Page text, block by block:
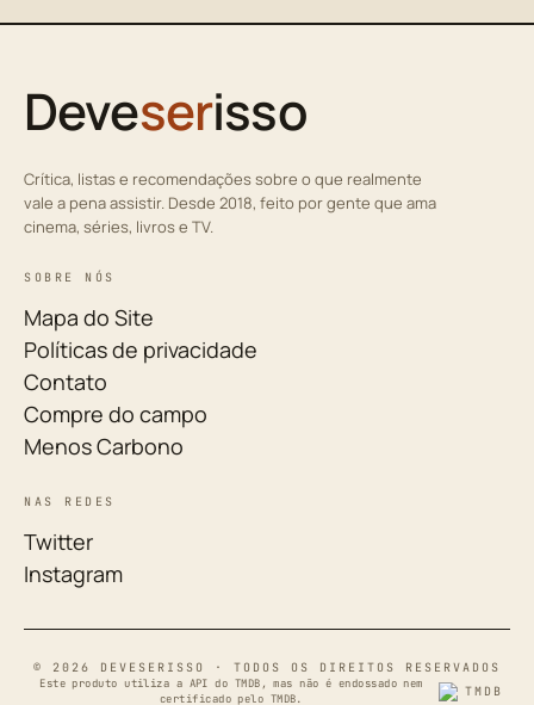
Deveserisso
Crítica, listas e recomendações sobre o que realmente
vale a pena assistir. Desde 2018, feito por gente que ama
cinema, séries, livros e TV.
SOBRE NÓS
Mapa do Site
Políticas de privacidade
Contato
Compre do campo
Menos Carbono
NAS REDES
Twitter
Instagram
© 2026 DEVESERISSO · TODOS OS DIREITOS RESERVADOS
Este produto utiliza a API do TMDB, mas não é endossado nem
certificado pelo TMDB.